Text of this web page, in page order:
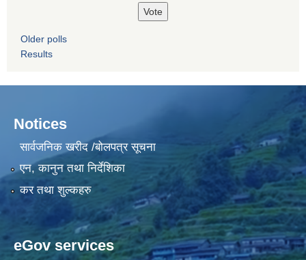
Older polls
Results
Notices
सार्वजनिक खरीद /बोलपत्र सूचना
एन, कानुन तथा निर्देशिका
कर तथा शुल्कहरु
eGov services